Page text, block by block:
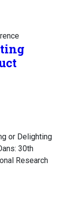
or Delighting
30th
Research